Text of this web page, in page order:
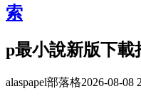
索
p最小說新版下載
alaspapel部落格2026-08-08